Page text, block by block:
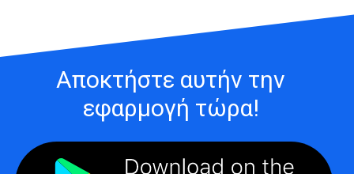
Αποκτήστε αυτήν την
εφαρμογή τώρα!